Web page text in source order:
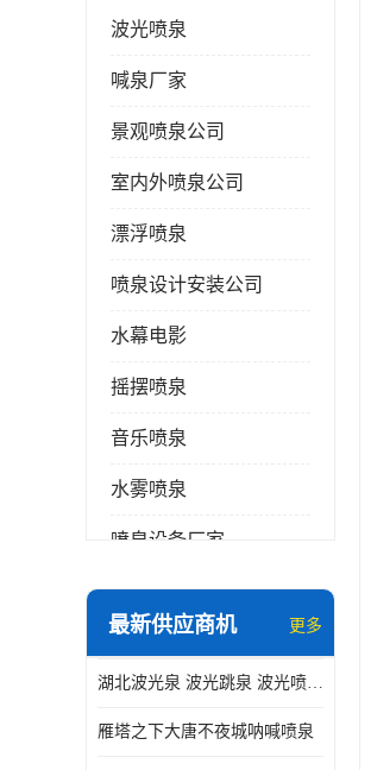
波光喷泉
喊泉厂家
景观喷泉公司
室内外喷泉公司
漂浮喷泉
喷泉设计安装公司
水幕电影
摇摆喷泉
音乐喷泉
水雾喷泉
喷泉设备厂家
数字水幕
珍珠泉
最新供应商机 更多
湖北波光泉 波光跳泉 波光喷泉设备厂家
雁塔之下大唐不夜城呐喊喷泉